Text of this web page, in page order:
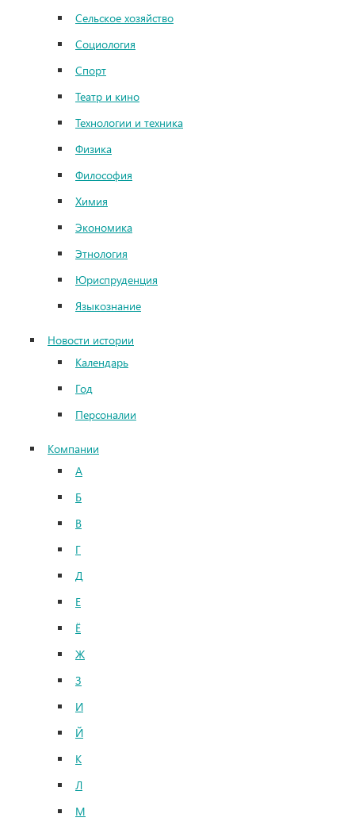
Сельское хозяйство
Социология
Спорт
Театр и кино
Технологии и техника
Физика
Философия
Химия
Экономика
Этнология
Юриспруденция
Языкознание
Новости истории
Календарь
Год
Персоналии
Компании
А
Б
В
Г
Д
Е
Ё
Ж
З
И
Й
К
Л
М